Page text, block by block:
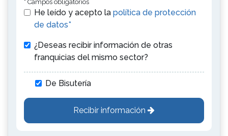
* Campos obligatorios
He leído y acepto la política de protección
de datos*
¿Deseas recibir información de otras
franquicias del mismo sector?
De Bisutería
Recibir información